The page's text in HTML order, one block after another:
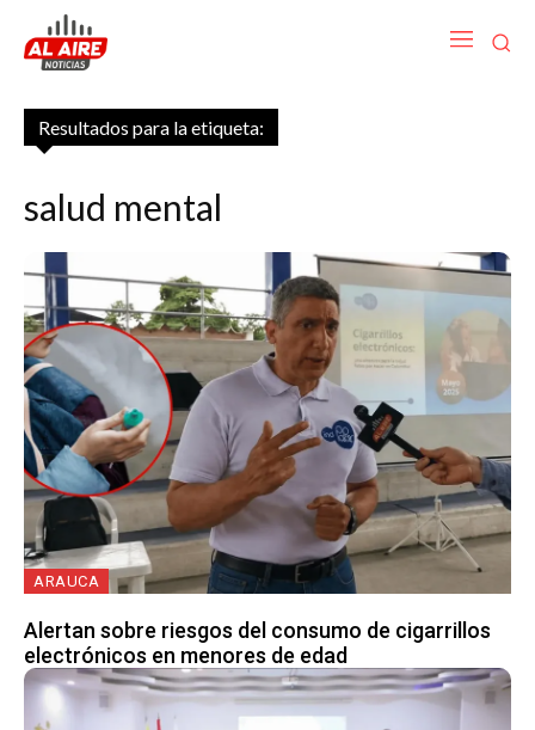
Resultados para la etiqueta:
salud mental
ARAUCA
Alertan sobre riesgos del consumo de cigarrillos
electrónicos en menores de edad